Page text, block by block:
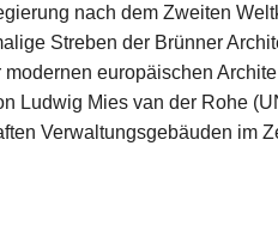
nach dem Zweiten
Streben der Brünner
europäischen
Ludwig Mies van der Rohe
Verwaltungsgebäuden im